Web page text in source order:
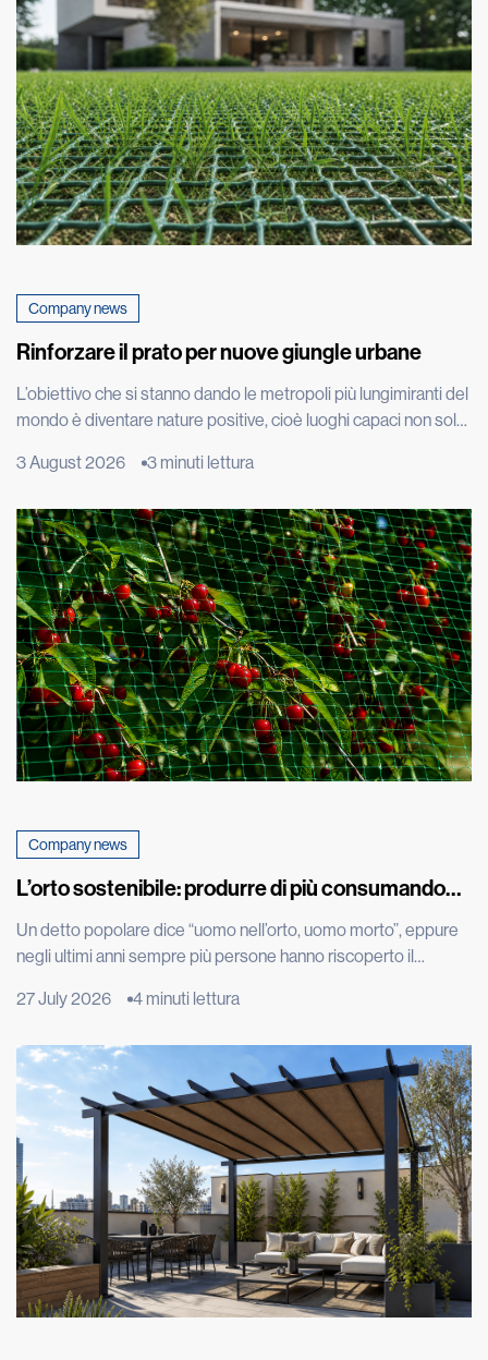
Company news
Rinforzare il prato per nuove giungle urbane
L’obiettivo che si stanno dando le metropoli più lungimiranti del
mondo è diventare nature positive, cioè luoghi capaci non solo
biodiversità. Londra vuole ripristinare 40 chilometri di fiumi e
urbana coperta da alberi e […]
3 August 2026 3 minuti lettura
Company news
L’orto sostenibile: produrre di più consumando
Un detto popolare dice “uomo nell’orto, uomo morto”, eppure
negli ultimi anni sempre più persone hanno riscoperto il
di portare in tavola prodotti genuini, ridurre gli sprechi e
tecnologica, per esempio con l’irrigazione automatizzata, oggi
coltivare […]
27 July 2026 4 minuti lettura